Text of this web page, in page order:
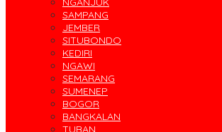
SAMPANG
JEMBER
SITUBONDO
KEDIRI
NGAWI
SEMARANG
SUMENEP
BOGOR
BANGKALAN
TUBAN